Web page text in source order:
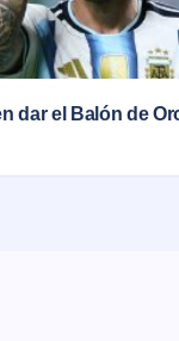
dar el Balón de